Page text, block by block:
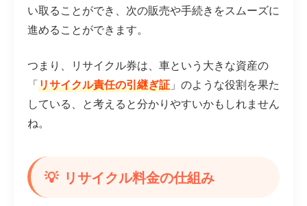
い取ることができ、次の販売や手続きをスムーズに
進めることができます。
つまり、リサイクル券は、車という大きな資産の
「リサイクル責任の引継ぎ証 」のような役割を果た
している、と考えると分かりやすいかもしれません
ね。
リサイクル料金の仕組み